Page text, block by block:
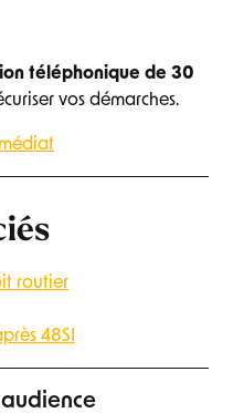
téléphonique de 30
vos démarches.
routier
48SI
audience